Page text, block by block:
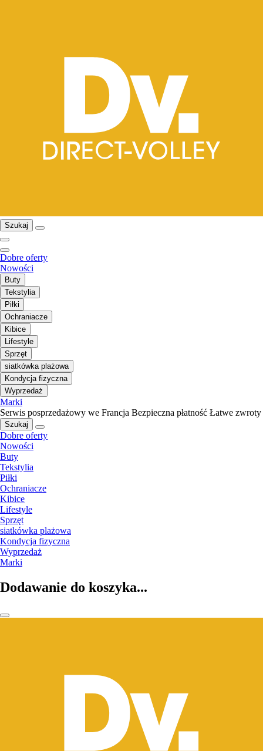
Szukaj
Dobre oferty
Nowości
Buty
Tekstylia
Piłki
Ochraniacze
Kibice
Lifestyle
Sprzęt
siatkówka plażowa
Kondycja fizyczna
Wyprzedaż
Marki
Serwis posprzedażowy we Francja Bezpieczna płatność Łatwe zwroty
Szukaj
Dobre oferty
Nowości
Buty
Tekstylia
Piłki
Ochraniacze
Kibice
Lifestyle
Sprzęt
siatkówka plażowa
Kondycja fizyczna
Wyprzedaż
Marki
Dodawanie do koszyka...